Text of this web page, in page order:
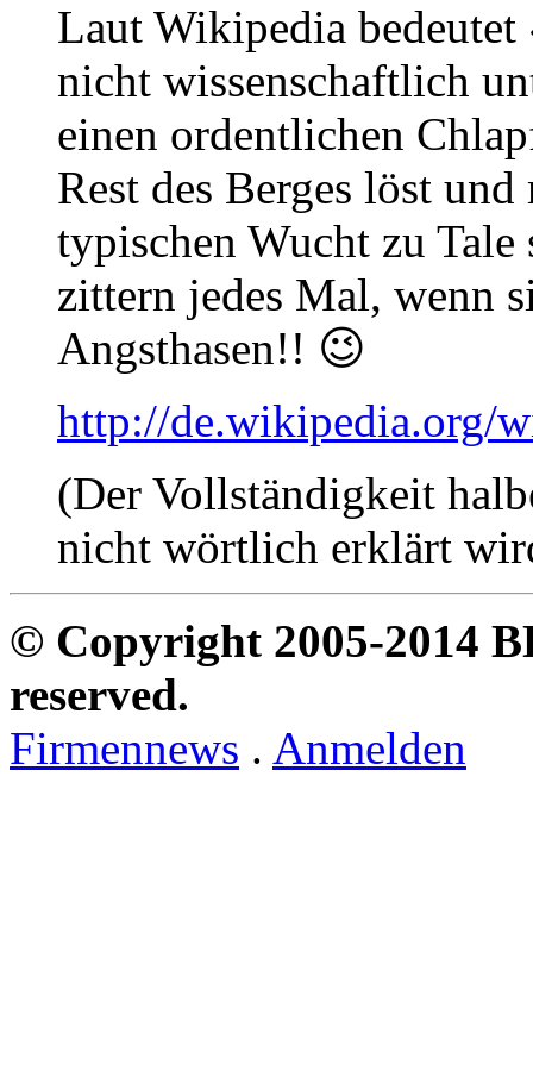
Laut Wikipedia
nicht wissenschaftlich
einen ordentlichen
Rest des Berges löst
typischen Wucht zu
zittern jedes Mal, wenn
Angsthasen!! 😉
http://de.wikipedia.org/
(Der Vollständigkeit
nicht wörtlich erklärt
© Copyright 2005-2014
reserved.
Firmennews . Anmelden